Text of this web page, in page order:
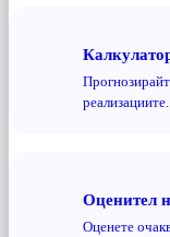
реализациите.
Оценител
Оценете